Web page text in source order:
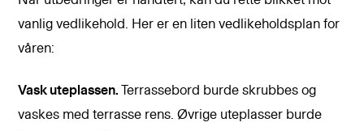
vanlig vedlikehold. Her er en liten vedlikeholdsplan for
våren:
Vask uteplassen.Terrassebord burde skrubbes og
vaskes med terrasse rens. Øvrige uteplasser burde